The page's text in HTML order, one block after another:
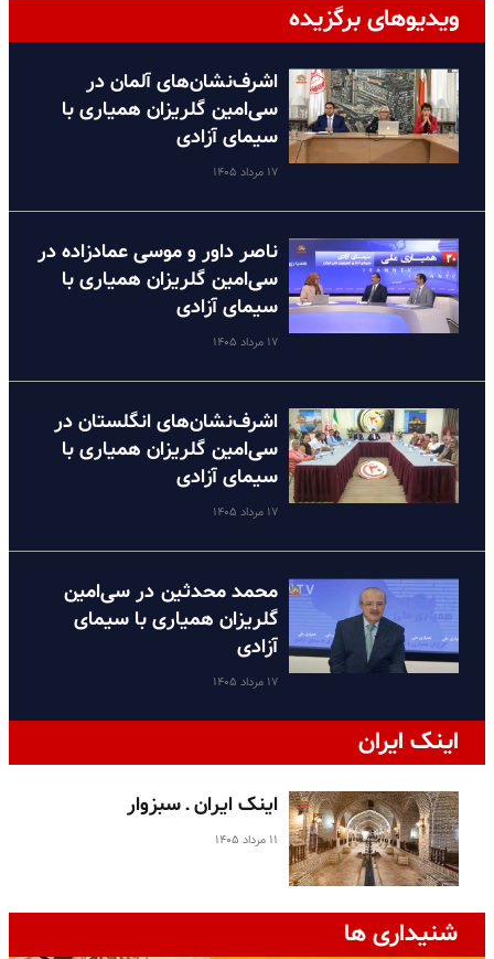
ویدیوهای برگزیده
اشرف‌نشان‌های آلمان در
سی‌امین گلریزان همیاری با
سیمای آزادی
۱۷ مرداد ۱۴۰۵
ناصر داور و موسی عمادزاده در
سی‌امین گلریزان همیاری با
سیمای آزادی
۱۷ مرداد ۱۴۰۵
اشرف‌نشان‌های انگلستان در
سی‌امین گلریزان همیاری با
سیمای آزادی
۱۷ مرداد ۱۴۰۵
محمد محدثین در سی‌امین
گلریزان همیاری با سیمای
آزادی
۱۷ مرداد ۱۴۰۵
اینک ایران
اینک ایران ـ سبزوار
۱۱ مرداد ۱۴۰۵
شنیداری ها